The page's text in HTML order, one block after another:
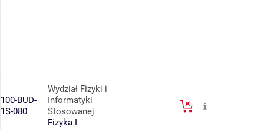
100-BUD-
1S-080
Wydział Fizyki i
Informatyki
Stosowanej
Fizyka I